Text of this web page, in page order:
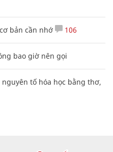
bản cần nhớ 106
bao giờ nên gọi
tố hóa học bằng thơ,